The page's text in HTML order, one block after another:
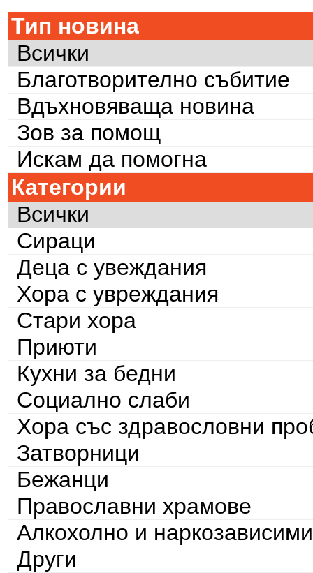
Тип новина
Всички
Благотворително събитие
Вдъхновяваща новина
Зов за помощ
Искам да помогна
Категории
Всички
Сираци
Деца с увеждания
Хора с увреждания
Стари хора
Приюти
Кухни за бедни
Социално слаби
Хора със здравословни
Затворници
Бежанци
Православни храмове
Алкохолно и наркозависими
Други